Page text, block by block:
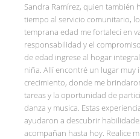
Sandra Ramírez, quien también
tiempo al servicio comunitario,
temprana edad me fortalecí en
responsabilidad y el
de edad ingrese al hogar
niña. Allí encontré un lugar muy
crecimiento, donde me
tareas y la oportunidad de
danza y musica. Estas
ayudaron a descubrir
acompañan hasta hoy. Realice